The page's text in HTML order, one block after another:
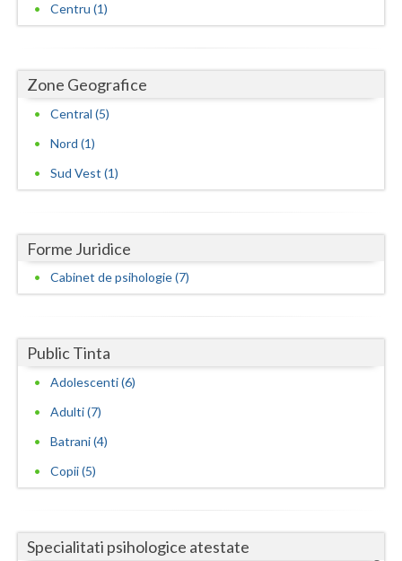
Centru (1)
Zone Geografice
Central (5)
Nord (1)
Sud Vest (1)
Forme Juridice
Cabinet de psihologie (7)
Public Tinta
Adolescenti (6)
Adulti (7)
Batrani (4)
Copii (5)
Specialitati psihologice atestate